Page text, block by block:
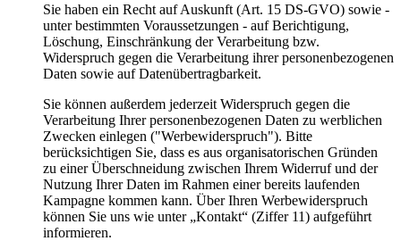
Sie haben ein Recht auf Auskunft (Art. 15 DS-GVO) sowie -
unter bestimmten Voraussetzungen - auf Berichtigung,
Löschung, Einschränkung der Verarbeitung bzw.
Widerspruch gegen die Verarbeitung ihrer personenbezogenen
Daten sowie auf Datenübertragbarkeit.
Sie können außerdem jederzeit Widerspruch gegen die
Verarbeitung Ihrer personenbezogenen Daten zu werblichen
Zwecken einlegen ("Werbewiderspruch"). Bitte
berücksichtigen Sie, dass es aus organisatorischen Gründen
zu einer Überschneidung zwischen Ihrem Widerruf und der
Nutzung Ihrer Daten im Rahmen einer bereits laufenden
Kampagne kommen kann. Über Ihren Werbewiderspruch
können Sie uns wie unter „Kontakt“ (Ziffer 11) aufgeführt
informieren.